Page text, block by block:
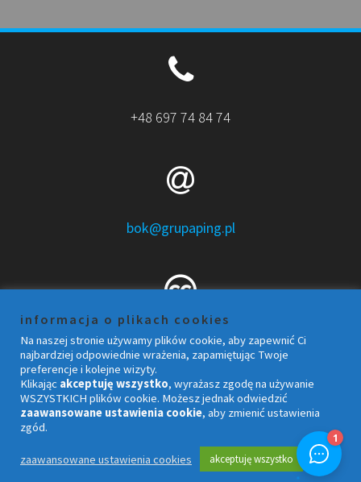
+48 697 74 84 74
bok@grupaping.pl
design & implementation
JerryG
© 2026 Grupa PING. Twój lokalny dostawca usług
internetowych
informacja o plikach cookies
Na naszej stronie używamy plików cookie, aby zapewnić Ci
najbardziej odpowiednie wrażenia, zapamiętując Twoje
preferencje i kolejne wizyty.
Klikając akceptuję wszystko, wyrażasz zgodę na używanie
WSZYSTKICH plików cookie. Możesz jednak odwiedzić
zaawansowane ustawienia cookie, aby zmienić ustawienia
zgód.
zaawansowane ustawienia cookies akceptuję wszystko